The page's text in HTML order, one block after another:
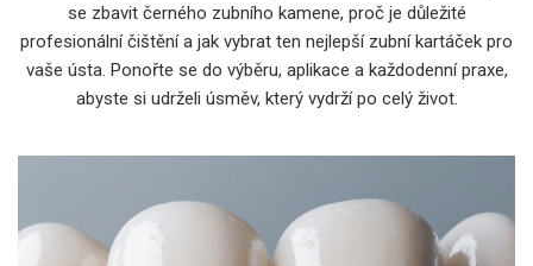
se zbavit černého zubního kamene, proč je důležité
profesionální čištění a jak vybrat ten nejlepší zubní kartáček pro
vaše ústa. Ponořte se do výběru, aplikace a každodenní praxe,
abyste si udrželi úsměv, který vydrží po celý život.